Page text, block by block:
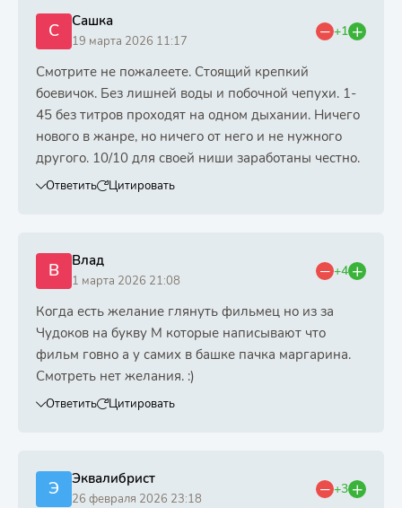
С Сашка
19 марта 2026 11:17
+1
Смотрите не пожалеете. Стоящий крепкий
боевичок. Без лишней воды и побочной чепухи. 1-
45 без титров проходят на одном дыхании. Ничего
нового в жанре, но ничего от него и не нужного
другого. 10/10 для своей ниши заработаны честно.
Ответить Цитировать
В Влад
1 марта 2026 21:08
+4
Когда есть желание глянуть фильмец но из за
Чудоков на букву М которые написывают что
фильм говно а у самих в башке пачка маргарина.
Смотреть нет желания. :)
Ответить Цитировать
Э Эквалибрист
26 февраля 2026 23:18
+3